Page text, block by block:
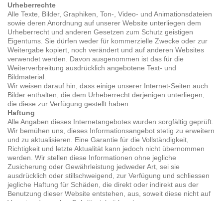
Urheberrechte
Alle Texte, Bilder, Graphiken, Ton-, Video- und Animationsdateien
sowie deren Anordnung auf unserer Website unterliegen dem
Urheberrecht und anderen Gesetzen zum Schutz geistigen
Eigentums. Sie dürfen weder für kommerzielle Zwecke oder zur
Weitergabe kopiert, noch verändert und auf anderen Websites
verwendet werden. Davon ausgenommen ist das für die
Weiterverbreitung ausdrücklich angebotene Text- und
Bildmaterial.
Wir weisen darauf hin, dass einige unserer Internet-Seiten auch
Bilder enthalten, die dem Urheberrecht derjenigen unterliegen,
die diese zur Verfügung gestellt haben.
Haftung
Alle Angaben dieses Internetangebotes wurden sorgfältig geprüft.
Wir bemühen uns, dieses Informationsangebot stetig zu erweitern
und zu aktualisieren. Eine Garantie für die Vollständigkeit,
Richtigkeit und letzte Aktualität kann jedoch nicht übernommen
werden. Wir stellen diese Informationen ohne jegliche
Zusicherung oder Gewährleistung jedweder Art, sei sie
ausdrücklich oder stillschweigend, zur Verfügung und schliessen
jegliche Haftung für Schäden, die direkt oder indirekt aus der
Benutzung dieser Website entstehen, aus, soweit diese nicht auf